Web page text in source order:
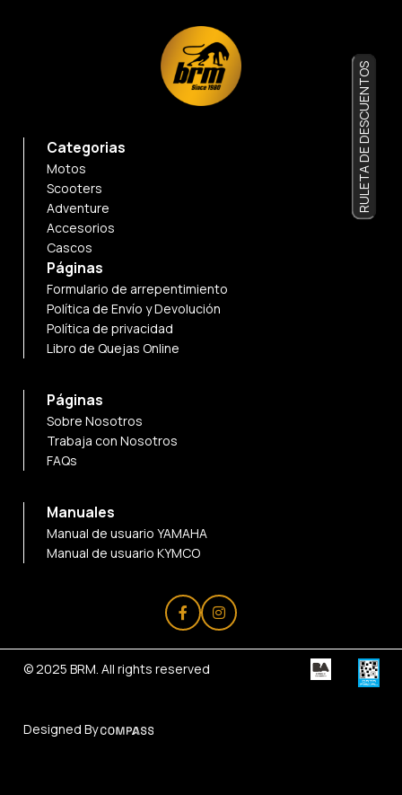
Categorias
Motos
Scooters
Adventure
Accesorios
Cascos
Páginas
Formulario de arrepentimiento
Política de Envío y Devolución
Política de privacidad
Libro de Quejas Online
Páginas
Sobre Nosotros
Trabaja con Nosotros
FAQs
Manuales
Manual de usuario YAMAHA
Manual de usuario KYMCO
© 2025 BRM. All rights reserved
Designed By
RULETA DE DESCUENTOS